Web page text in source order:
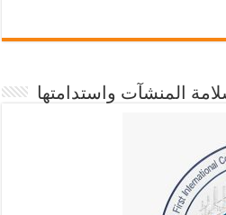
المنشآت واستدامتها